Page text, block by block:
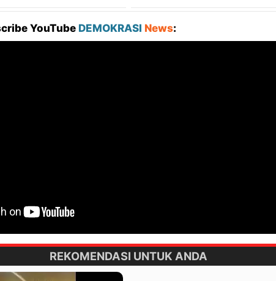
YouTube DEMOKRASI News:
REKOMENDASI UNTUK ANDA